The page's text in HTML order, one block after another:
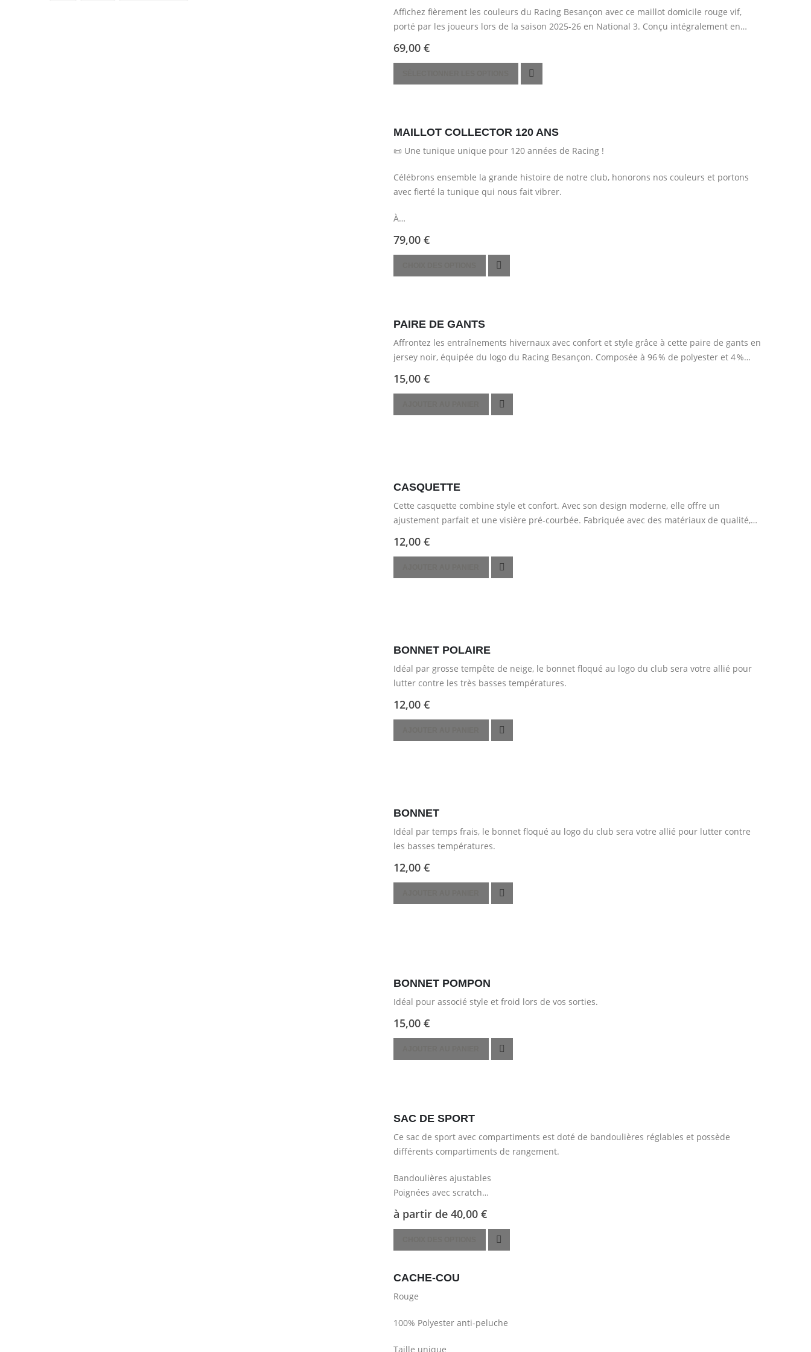
produit
options
peuvent
être
choisies
produit
Affichez fièrement les couleurs du Racing Besançon avec ce maillot domicile rouge vif,
porté par les joueurs lors de la saison 2025-26 en National 3. Conçu intégralement en
69,00 €
produit
variations.
options
sur
page
du
MAILLOT COLLECTOR 120 ANS
📜 Une tunique unique pour 120 années de Racing !
Célébrons ensemble la grande histoire de notre club, honorons nos couleurs et portons
avec fierté la tunique qui nous fait vibrer.
À…
79,00 €
produit
variations.
options
peuvent
être
choisies
PAIRE DE GANTS
Affrontez les entraînements hivernaux avec confort et style grâce à cette paire de gants en
jersey noir, équipée du logo du Racing Besançon. Composée à 96 % de polyester et 4 %…
15,00 €
CASQUETTE
Cette casquette combine style et confort. Avec son design moderne, elle offre un
ajustement parfait et une visière pré-courbée. Fabriquée avec des matériaux de qualité,
12,00 €
BONNET POLAIRE
Idéal par grosse tempête de neige, le bonnet floqué au logo du club sera votre allié pour
lutter contre les très basses températures.
12,00 €
BONNET
Idéal par temps frais, le bonnet floqué au logo du club sera votre allié pour lutter contre
les basses températures.
12,00 €
BONNET POMPON
Idéal pour associé style et froid lors de vos sorties.
15,00 €
SAC DE SPORT
Ce sac de sport avec compartiments est doté de bandoulières réglables et possède
différents compartiments de rangement.
Bandoulières ajustables
Poignées avec scratch
Compartiment principal avec zip
Poche latérale zippée
à partir de 40,00 €
produit
plusieurs
variations.
options
CACHE-COU
Rouge
100% Polyester anti-peluche
Taille unique